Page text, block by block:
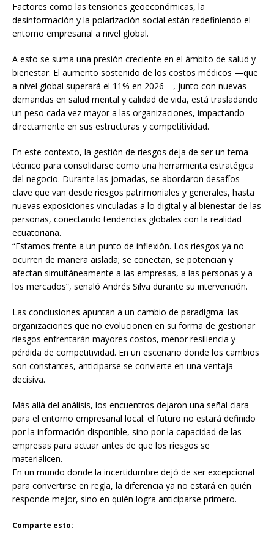
Factores como las tensiones geoeconómicas, la
desinformación y la polarización social están redefiniendo el
entorno empresarial a nivel global.
A esto se suma una presión creciente en el ámbito de salud y
bienestar. El aumento sostenido de los costos médicos —que
a nivel global superará el 11% en 2026—, junto con nuevas
demandas en salud mental y calidad de vida, está trasladando
un peso cada vez mayor a las organizaciones, impactando
directamente en sus estructuras y competitividad.
En este contexto, la gestión de riesgos deja de ser un tema
técnico para consolidarse como una herramienta estratégica
del negocio. Durante las jornadas, se abordaron desafíos
clave que van desde riesgos patrimoniales y generales, hasta
nuevas exposiciones vinculadas a lo digital y al bienestar de las
personas, conectando tendencias globales con la realidad
ecuatoriana.
“Estamos frente a un punto de inflexión. Los riesgos ya no
ocurren de manera aislada; se conectan, se potencian y
afectan simultáneamente a las empresas, a las personas y a
los mercados”, señaló Andrés Silva durante su intervención.
Las conclusiones apuntan a un cambio de paradigma: las
organizaciones que no evolucionen en su forma de gestionar
riesgos enfrentarán mayores costos, menor resiliencia y
pérdida de competitividad. En un escenario donde los cambios
son constantes, anticiparse se convierte en una ventaja
decisiva.
Más allá del análisis, los encuentros dejaron una señal clara
para el entorno empresarial local: el futuro no estará definido
por la información disponible, sino por la capacidad de las
empresas para actuar antes de que los riesgos se
materialicen.
En un mundo donde la incertidumbre dejó de ser excepcional
para convertirse en regla, la diferencia ya no estará en quién
responde mejor, sino en quién logra anticiparse primero.
Comparte esto: